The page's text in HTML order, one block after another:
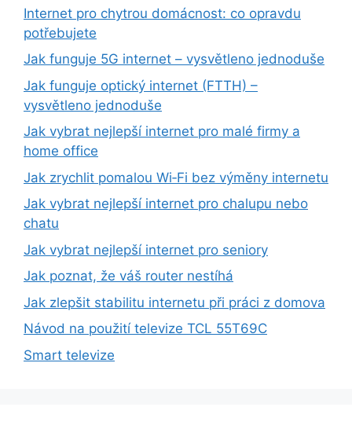
Internet pro chytrou domácnost: co opravdu
potřebujete
Jak funguje 5G internet – vysvětleno jednoduše
Jak funguje optický internet (FTTH) –
vysvětleno jednoduše
Jak vybrat nejlepší internet pro malé firmy a
home office
Jak zrychlit pomalou Wi‑Fi bez výměny internetu
Jak vybrat nejlepší internet pro chalupu nebo
chatu
Jak vybrat nejlepší internet pro seniory
Jak poznat, že váš router nestíhá
Jak zlepšit stabilitu internetu při práci z domova
Návod na použití televize TCL 55T69C
Smart televize